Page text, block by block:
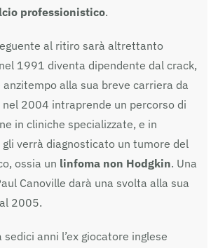
professionistico.
al ritiro sarà altrettanto
1991 diventa dipendente dal crack,
alla sua breve carriera da
2004 intraprende un percorso di
in cliniche specializzate, e in
verrà diagnosticato un tumore del
ossia un linfoma non Hodgkin. Una
Canoville darà una svolta alla sua
2005.
anni l’ex giocatore inglese